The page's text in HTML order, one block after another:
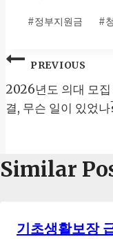
#정부지원금 #
글
탐
PREVIOUS
2026년도 의대 모집
결, 무슨 일이 있었나
Similar
기초생활보장